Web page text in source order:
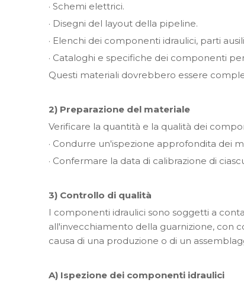
· Schemi elettrici.
· Disegni del layout della pipeline.
· Elenchi dei componenti idraulici, parti
· Cataloghi e specifiche dei componenti
Questi materiali dovrebbero essere
2) Preparazione del materiale
Verificare la quantità e la qualità dei
· Condurre un'ispezione approfondita dei
· Confermare la data di calibrazione di
3) Controllo di qualità
I componenti idraulici sono soggetti a
all'invecchiamento della guarnizione, con
causa di una produzione o di un
A) Ispezione dei componenti idraulici